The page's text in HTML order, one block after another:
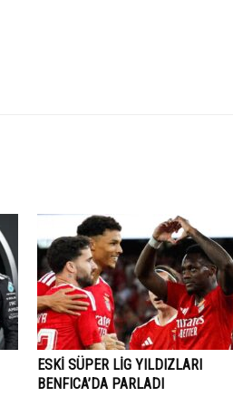
ESKİ SÜPER LİG YILDIZLARI
BENFICA’DA PARLADI